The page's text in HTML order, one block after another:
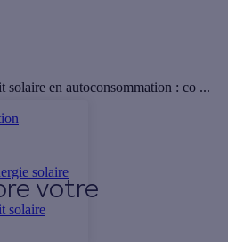
solaire
solaire
solaire en autoconsommation : co ...